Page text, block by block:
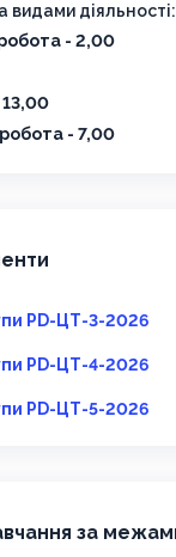
видами діяльності:
- 2,00
- 7,00
PD-ЦТ-3-2026
PD-ЦТ-4-2026
PD-ЦТ-5-2026
за